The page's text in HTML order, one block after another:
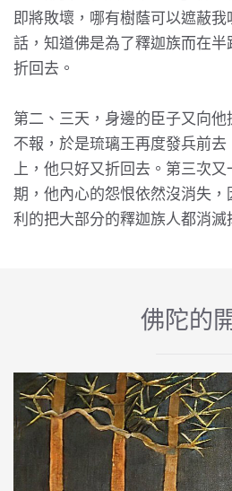
即將敗壞，哪有樹蔭可以遮蔽
話，知道佛是為了釋迦族而在
折回去。
第二、三天，身邊的臣子又向
不報，於是琉璃王再度發兵前
上，他只好又折回去。第三次又
期，他內心的怨恨依然沒消失
利的把大部分的釋迦族人都消滅
佛陀的